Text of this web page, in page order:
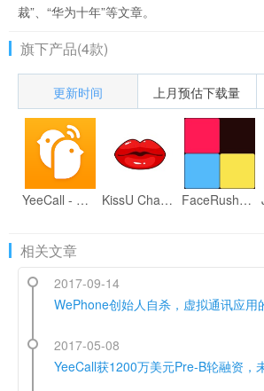
裁”、“华为十年”等文章。
旗下产品(4款)
更新时间 上月预估下载量
YeeCall - HD Video Calls for Friends & Family KissU Challenge FaceRush Challenge
相关文章
2017-09-14
WePhone创始人自杀，虚拟通讯应用
2017-05-08
YeeCall获1200万美元Pre-B轮融资，